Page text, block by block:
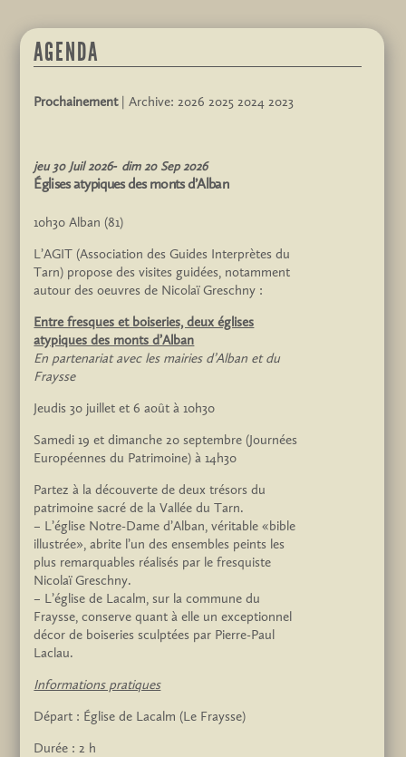
AGENDA
Prochainement| Archive:2026 2025 2024 2023
jeu 30 Juil 2026 dim 20 Sep 2026
Églises atypiques des monts d’Alban
10h30 Alban (81)
L’AGIT (Association des Guides Interprètes du
Tarn) propose des visites guidées, notamment
autour des oeuvres de Nicolaï Greschny :
Entre fresques et boiseries, deux églises
atypiques des monts d’Alban
En partenariat avec les mairies d’Alban et du
Fraysse
Jeudis 30 juillet et 6 août à 10h30
Samedi 19 et dimanche 20 septembre (Journées
Européennes du Patrimoine) à 14h30
Partez à la découverte de deux trésors du
patrimoine sacré de la Vallée du Tarn.
– L’église Notre-Dame d’Alban, véritable «bible
illustrée», abrite l’un des ensembles peints les
plus remarquables réalisés par le fresquiste
Nicolaï Greschny.
– L’église de Lacalm, sur la commune du
Fraysse, conserve quant à elle un exceptionnel
décor de boiseries sculptées par Pierre-Paul
Laclau.
Informations pratiques
Départ : Église de Lacalm (Le Fraysse)
Durée : 2 h